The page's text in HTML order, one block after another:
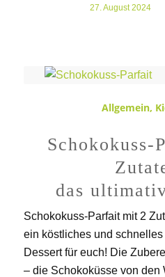
27. August 2024
/
Allgemein,
Schokokuss-
das
Schokokuss-Parfait mit 2
ein köstliches und
Dessert für euch! Die
– die Schokoküsse von den